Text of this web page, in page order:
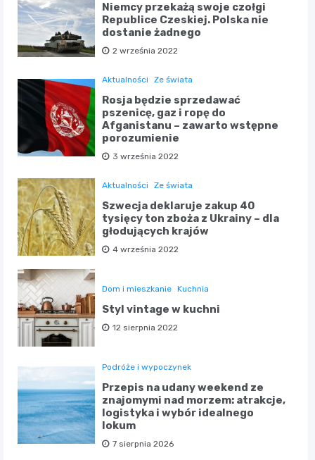
Niemcy przekażą swoje czołgi
Republice Czeskiej. Polska nie
dostanie żadnego
2 września 2022
Aktualności Ze świata
Rosja będzie sprzedawać
pszenicę, gaz i ropę do
Afganistanu – zawarto wstępne
porozumienie
3 września 2022
Aktualności Ze świata
Szwecja deklaruje zakup 40
tysięcy ton zboża z Ukrainy – dla
głodujących krajów
4 września 2022
Dom i mieszkanie Kuchnia
Styl vintage w kuchni
12 sierpnia 2022
Podróże i wypoczynek
Przepis na udany weekend ze
znajomymi nad morzem: atrakcje,
logistyka i wybór idealnego
lokum
7 sierpnia 2026